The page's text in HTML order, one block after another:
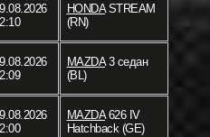
HONDASTREAM
(RN)
MAZDA3 седан
(BL)
MAZDA626 IV
Hatchback (GE)